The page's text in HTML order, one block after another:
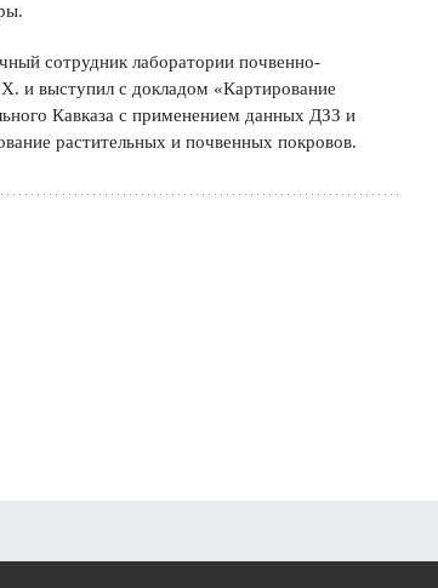
сотрудник лаборатории почвенно-
и выступил с докладом «Картирование
Кавказа с применением данных ДЗЗ и
растительных и почвенных покровов.